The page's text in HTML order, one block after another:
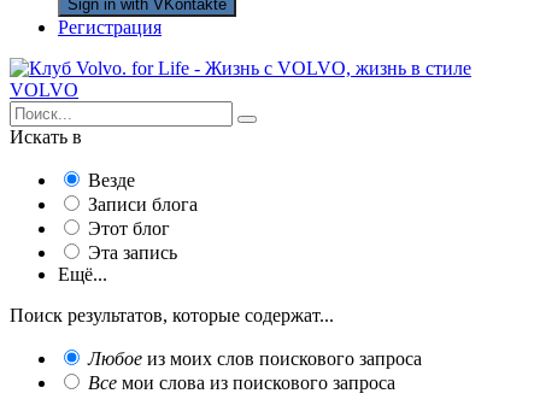
Sign in with VKontakte
Регистрация
Искать в
Везде
Записи блога
Этот блог
Эта запись
Ещё...
Поиск результатов, которые содержат...
Любое из моих слов поискового запроса
Все мои слова из поискового запроса